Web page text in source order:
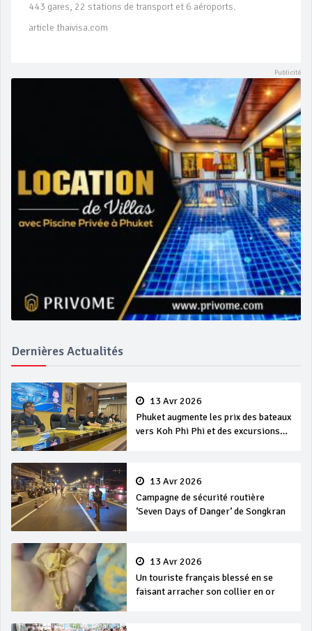
443 gares, 22 stations de transport et 6 aéroports.
article thaivisa.com
Dernières Actualités
13 Avr 2026
Phuket augmente les prix des bateaux
vers Koh Phi Phi et des excursions
13 Avr 2026
Campagne de sécurité routière
‘Seven Days of Danger’ de Songkran
13 Avr 2026
Un touriste français blessé en se
faisant arracher son collier en or